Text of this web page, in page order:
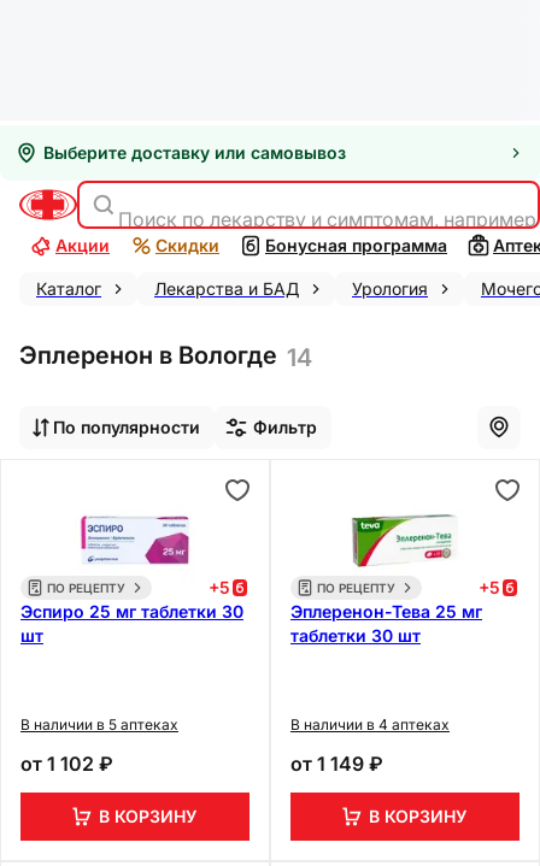
Выберите доставку или самовывоз
Поиск по лекарству и симптомам,
Акции Скидки Бонусная программа
Каталог Лекарства и БАД Урология
Эплеренон в Вологде 14
По популярности Фильтр
ПО РЕЦЕПТУ +5
Эспиро 25 мг таблетки 30
шт
В наличии в 5 аптеках
от 1 102 ₽
В КОРЗИНУ
ПО РЕЦЕПТУ +5
Эплеренон-Тева 25 мг
таблетки 30 шт
В наличии в 4 аптеках
от 1 149 ₽
В КОРЗИНУ